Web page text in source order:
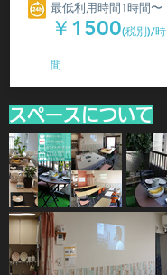
最低利用時間1時間〜
￥1500(税別)/時
間
スペースについて